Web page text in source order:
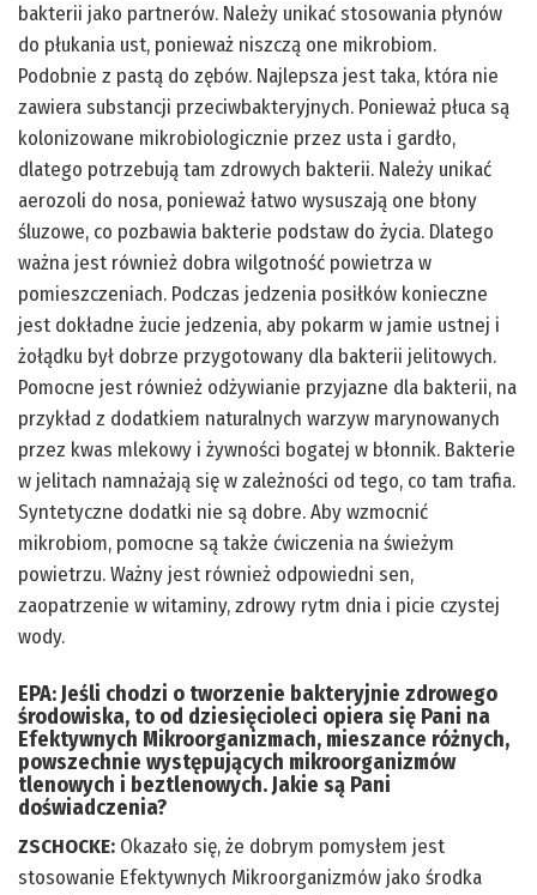
bakterii jako partnerów. Należy unikać stosowania płynów
do płukania ust, ponieważ niszczą one mikrobiom.
Podobnie z pastą do zębów. Najlepsza jest taka, która nie
zawiera substancji przeciwbakteryjnych. Ponieważ płuca są
kolonizowane mikrobiologicznie przez usta i gardło,
dlatego potrzebują tam zdrowych bakterii. Należy unikać
aerozoli do nosa, ponieważ łatwo wysuszają one błony
śluzowe, co pozbawia bakterie podstaw do życia. Dlatego
ważna jest również dobra wilgotność powietrza w
pomieszczeniach. Podczas jedzenia posiłków konieczne
jest dokładne żucie jedzenia, aby pokarm w jamie ustnej i
żołądku był dobrze przygotowany dla bakterii jelitowych.
Pomocne jest również odżywianie przyjazne dla bakterii, na
przykład z dodatkiem naturalnych warzyw marynowanych
przez kwas mlekowy i żywności bogatej w błonnik. Bakterie
w jelitach namnażają się w zależności od tego, co tam trafia.
Syntetyczne dodatki nie są dobre. Aby wzmocnić
mikrobiom, pomocne są także ćwiczenia na świeżym
powietrzu. Ważny jest również odpowiedni sen,
zaopatrzenie w witaminy, zdrowy rytm dnia i picie czystej
wody.
EPA: Jeśli chodzi o tworzenie bakteryjnie zdrowego
środowiska, to od dziesięcioleci opiera się Pani na
Efektywnych Mikroorganizmach, mieszance różnych,
powszechnie występujących mikroorganizmów
tlenowych i beztlenowych. Jakie są Pani
doświadczenia?
ZSCHOCKE: Okazało się, że dobrym pomysłem jest
stosowanie Efektywnych Mikroorganizmów jako środka